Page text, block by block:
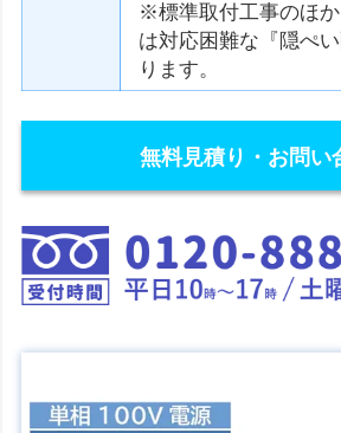
※標準取付工事のほ
は対応困難な『隠ぺ
ります。
無料見積り・お問い